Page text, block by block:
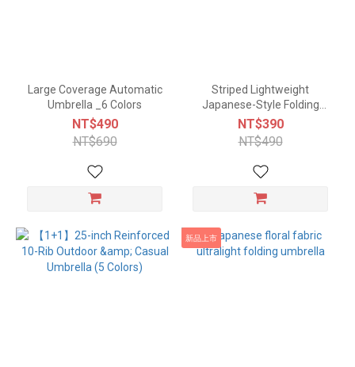
Large Coverage Automatic
Umbrella _6 Colors
NT$490
NT$690
Striped Lightweight
Japanese-Style Folding
Umbrella (3 Colors)
NT$390
NT$490
新品上市